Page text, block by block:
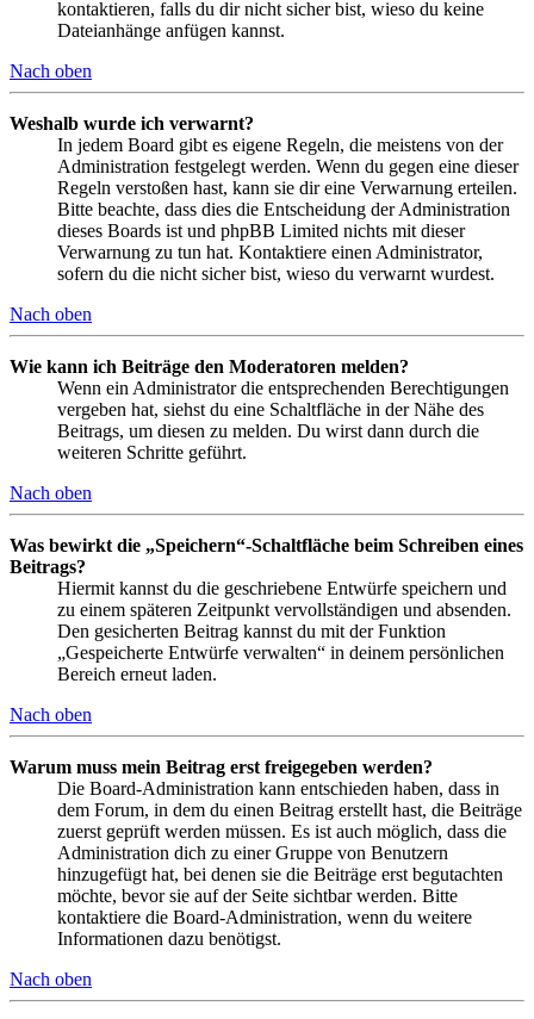
kontaktieren, falls du dir nicht sicher bist, wieso du keine
Dateianhänge anfügen kannst.
Nach oben
Weshalb wurde ich verwarnt?
In jedem Board gibt es eigene Regeln, die meistens von der
Administration festgelegt werden. Wenn du gegen eine dieser
Regeln verstoßen hast, kann sie dir eine Verwarnung erteilen.
Bitte beachte, dass dies die Entscheidung der Administration
dieses Boards ist und phpBB Limited nichts mit dieser
Verwarnung zu tun hat. Kontaktiere einen Administrator,
sofern du die nicht sicher bist, wieso du verwarnt wurdest.
Nach oben
Wie kann ich Beiträge den Moderatoren melden?
Wenn ein Administrator die entsprechenden Berechtigungen
vergeben hat, siehst du eine Schaltfläche in der Nähe des
Beitrags, um diesen zu melden. Du wirst dann durch die
weiteren Schritte geführt.
Nach oben
Was bewirkt die „Speichern“-Schaltfläche beim Schreiben eines
Beitrags?
Hiermit kannst du die geschriebene Entwürfe speichern und
zu einem späteren Zeitpunkt vervollständigen und absenden.
Den gesicherten Beitrag kannst du mit der Funktion
„Gespeicherte Entwürfe verwalten“ in deinem persönlichen
Bereich erneut laden.
Nach oben
Warum muss mein Beitrag erst freigegeben werden?
Die Board-Administration kann entschieden haben, dass in
dem Forum, in dem du einen Beitrag erstellt hast, die Beiträge
zuerst geprüft werden müssen. Es ist auch möglich, dass die
Administration dich zu einer Gruppe von Benutzern
hinzugefügt hat, bei denen sie die Beiträge erst begutachten
möchte, bevor sie auf der Seite sichtbar werden. Bitte
kontaktiere die Board-Administration, wenn du weitere
Informationen dazu benötigst.
Nach oben